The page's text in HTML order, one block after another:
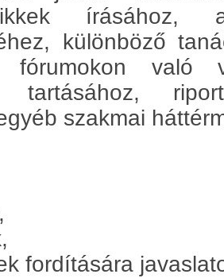
írásához,
különböző
fórumokon való
tartásához,
szakmai
fordítására